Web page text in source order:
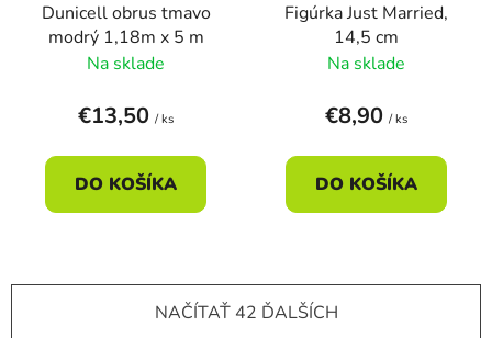
Dunicell obrus tmavo
modrý 1,18m x 5 m
Na sklade
€13,50 / ks
DO KOŠÍKA
Figúrka Just Married,
14,5 cm
Na sklade
€8,90 / ks
DO KOŠÍKA
NAČÍTAŤ 42 ĎALŠÍCH